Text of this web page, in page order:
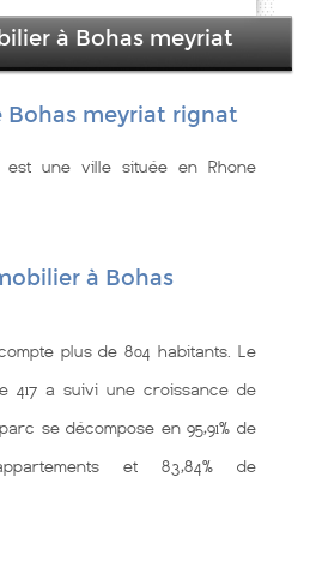
à Bohas meyriat
Bohas meyriat rignat
est une ville située en Rhone
à Bohas
plus de 804 habitants. Le
417 a suivi une croissance de
parc se décompose en 95,91% de
et 83,84% de